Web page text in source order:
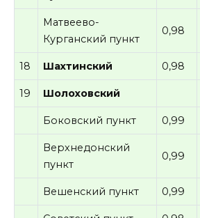
Матвеево-
Курганский пункт
0,98
18 Шахтинский 0,98
19 Шолоховский
Боковский пункт 0,99
Верхнедонский
пункт
0,99
Вешенский пункт 0,99